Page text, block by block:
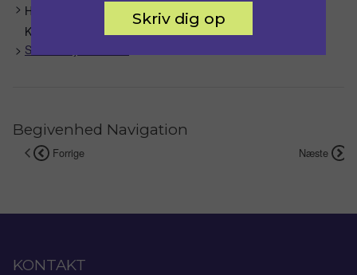
Hverringevej 185
Kerteminde
+ Google Maps
Se Sted hjemmeside
Begivenhed Navigation
Forrige Næste
KONTAKT
Skriv dig op